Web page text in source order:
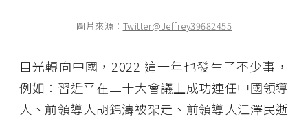
圖片來源： Twitter@Jeffrey39682455
目光轉向中國，2022 這一年也發生了不少事，
例如：習近平在二十大會議上成功連任中國領導
人、前領導人胡錦濤被架走、前領導人江澤民逝